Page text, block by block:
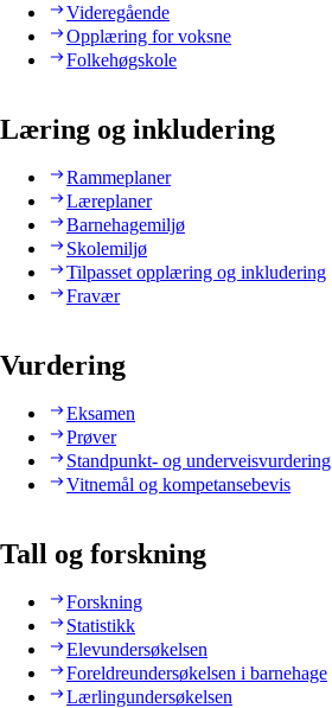
Videregående
Opplæring for voksne
Folkehøgskole
Læring og inkludering
Rammeplaner
Læreplaner
Barnehagemiljø
Skolemiljø
Tilpasset opplæring og inkludering
Fravær
Vurdering
Eksamen
Prøver
Standpunkt- og underveisvurdering
Vitnemål og kompetansebevis
Tall og forskning
Forskning
Statistikk
Elevundersøkelsen
Foreldreundersøkelsen i barnehage
Lærlingundersøkelsen